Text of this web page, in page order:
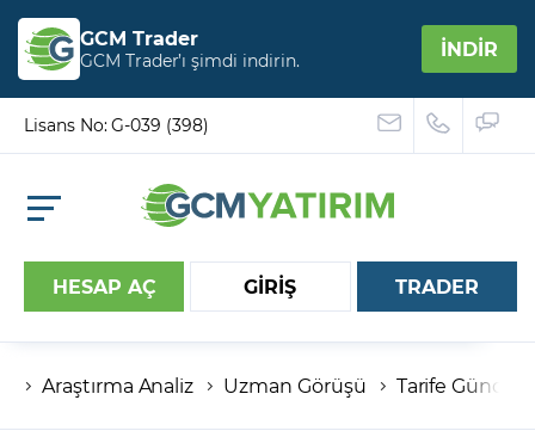
GCM Trader
GCM Trader’ı şimdi indirin. İNDİR
Lisans No: G-039 (398)
HESAP AÇ GİRİŞ
Hesap numaranız
TRADER
Araştırma Analiz Uzman Görüşü Tarife